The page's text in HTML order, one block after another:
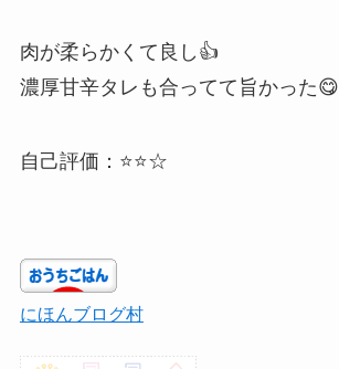
肉が柔らかくて良し👍
濃厚甘辛タレも合ってて旨かった😋
自己評価：⭐⭐☆
にほんブログ村